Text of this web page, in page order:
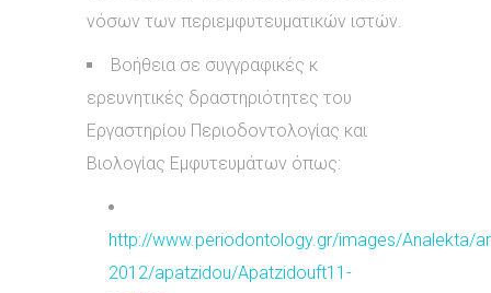
νόσων των περιεμφυτευματικών ιστών.
Βοήθεια σε συγγραφικές κ
ερευνητικές δραστηριότητες του
Εργαστηρίου Περιοδοντολογίας και
Βιολογίας Εμφυτευμάτων όπως:
http://www.periodontology.gr/images/Analekta/
2012/apatzidou/Apatzidouft11-